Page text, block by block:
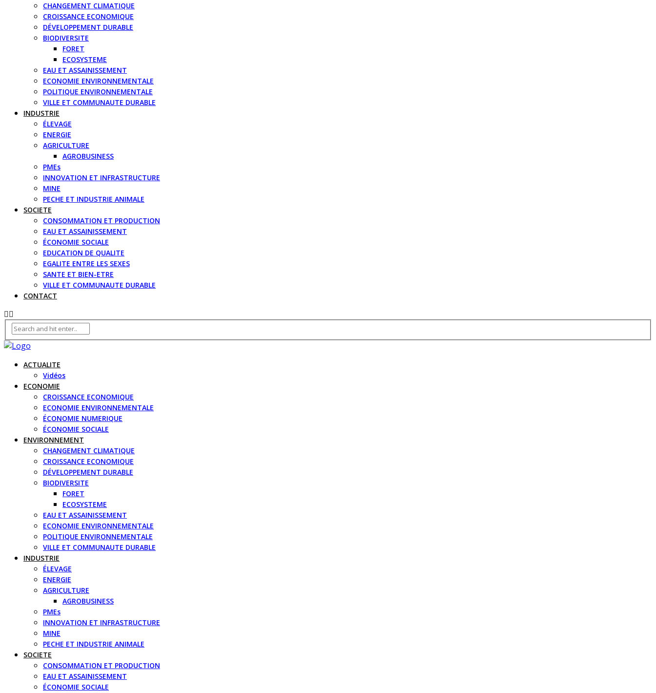
CHANGEMENT CLIMATIQUE
CROISSANCE ECONOMIQUE
DÉVELOPPEMENT DURABLE
BIODIVERSITE
FORET
ECOSYSTEME
EAU ET ASSAINISSEMENT
ECONOMIE ENVIRONNEMENTALE
POLITIQUE ENVIRONNEMENTALE
VILLE ET COMMUNAUTE DURABLE
INDUSTRIE
ÉLEVAGE
ENERGIE
AGRICULTURE
AGROBUSINESS
PMEs
INNOVATION ET INFRASTRUCTURE
MINE
PECHE ET INDUSTRIE ANIMALE
SOCIETE
CONSOMMATION ET PRODUCTION
EAU ET ASSAINISSEMENT
ÉCONOMIE SOCIALE
EDUCATION DE QUALITE
EGALITE ENTRE LES SEXES
SANTE ET BIEN-ETRE
VILLE ET COMMUNAUTE DURABLE
CONTACT
ACTUALITE
Vidéos
ECONOMIE
CROISSANCE ECONOMIQUE
ECONOMIE ENVIRONNEMENTALE
ÉCONOMIE NUMERIQUE
ÉCONOMIE SOCIALE
ENVIRONNEMENT
CHANGEMENT CLIMATIQUE
CROISSANCE ECONOMIQUE
DÉVELOPPEMENT DURABLE
BIODIVERSITE
FORET
ECOSYSTEME
EAU ET ASSAINISSEMENT
ECONOMIE ENVIRONNEMENTALE
POLITIQUE ENVIRONNEMENTALE
VILLE ET COMMUNAUTE DURABLE
INDUSTRIE
ÉLEVAGE
ENERGIE
AGRICULTURE
AGROBUSINESS
PMEs
INNOVATION ET INFRASTRUCTURE
MINE
PECHE ET INDUSTRIE ANIMALE
SOCIETE
CONSOMMATION ET PRODUCTION
EAU ET ASSAINISSEMENT
ÉCONOMIE SOCIALE